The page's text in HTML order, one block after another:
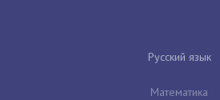
Русский язык
Математика